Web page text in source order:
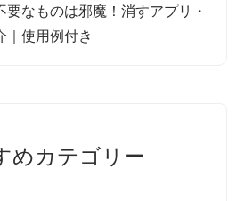
要なものは邪魔！消すアプリ・
｜使用例付き
めカテゴリー